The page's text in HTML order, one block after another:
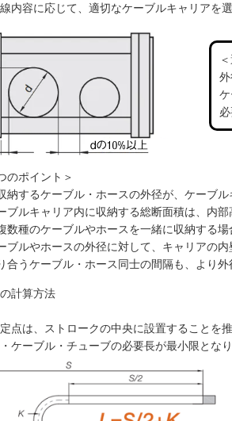
内容に応じて、適切なケーブルキャリアを
のポイント＞
するケーブル・ホースの外径が、ケーブ
ルキャリア内に収納する総断面積は、内
種のケーブルやホースを一緒に収納する
ルやホースの外径に対して、キャリアの
うケーブル・ホース同士の間隔も、より
計算方法
点は、ストロークの中央に設置することを
ケーブル・チューブの必要長が最小限とな